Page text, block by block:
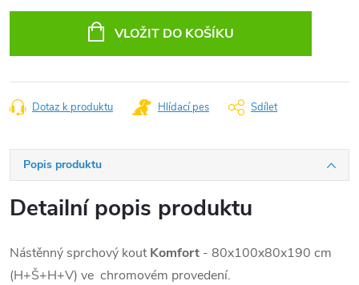
VLOŽIT DO KOŠÍKU
Dotaz k produktu Hlídací pes Sdílet
Popis produktu
Detailní popis produktu
Nástěnný sprchový koutKomfort - 80x100x80x190 cm
(H+Š+H+V) ve chromovém provedení.